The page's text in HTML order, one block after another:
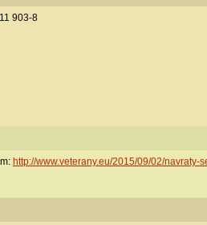
903-8
http://www.veterany.eu/2015/09/02/